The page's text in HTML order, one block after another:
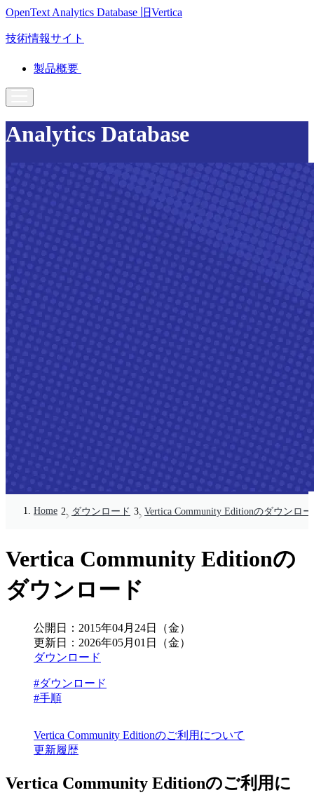
OpenText Analytics Database 旧Vertica
技術情報サイト
製品概要
Analytics Database
Home ダウンロード Vertica Community Editionのダウンロ
Vertica Community Editionの
ダウンロード
公開日： 2015年04月24日（金）
更新日： 2026年05月01日（金）
ダウンロード
#ダウンロード
#手順
Vertica Community Editionのご利用について
更新履歴
Vertica Community Editionのご利用に